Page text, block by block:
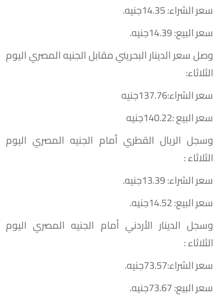
سعر الشراء: 14.35جنيه.
سعر البيع: 14.39جنيه.
وصل سعر الدينار البحريني مقابل الجنيه المصري اليوم
الثلاثاء:
سعر الشراء:137.76جنيه
سعر البيع :140.22جنيه
وسجل الريال القطري أمام الجنيه المصري اليوم
الثلاثاء :
سعر الشراء: 13.39جنيه.
سعر البيع: 14.52جنيه.
وسجل الدينار الأردني أمام الجنيه المصري اليوم
الثلاثاء :
سعر الشراء:73.57جنيه.
سعر البيع: 73.67جنيه.